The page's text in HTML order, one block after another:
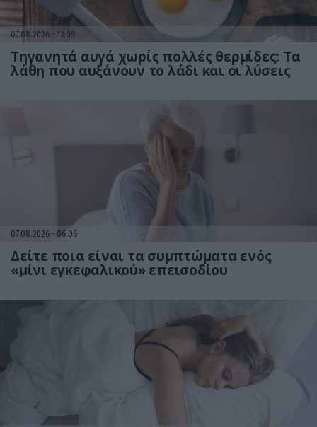
07.08.2026 12:09
Τηγανητά αυγά χωρίς πολλές θερμίδες: Τα
λάθη που αυξάνουν το λάδι και οι λύσεις
07.08.2026 06:06
Δείτε ποια είναι τα συμπτώματα ενός
«μίνι εγκεφαλικού» επεισοδίου